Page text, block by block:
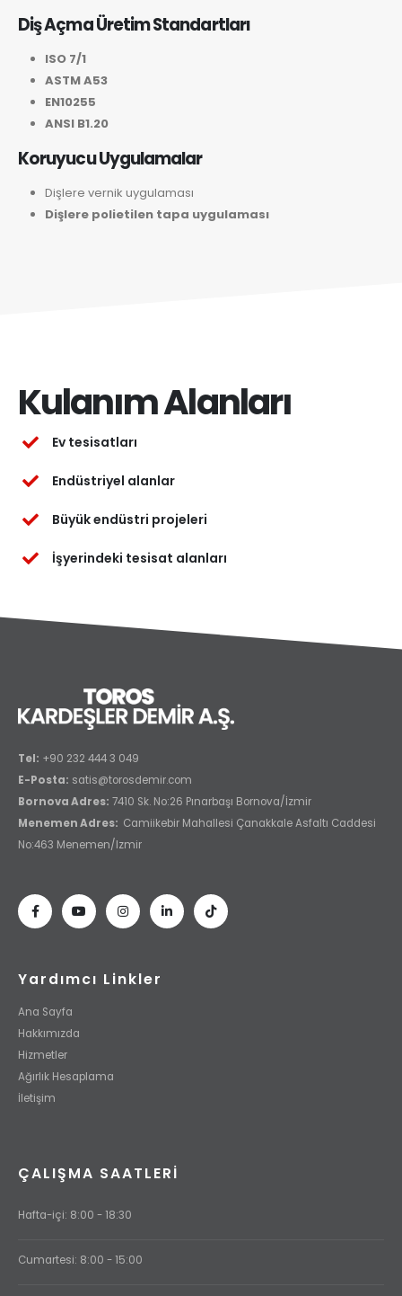
Diş Açma Üretim Standartları
ISO 7/1
ASTM A53
EN10255
ANSI B1.20
Koruyucu Uygulamalar
Dişlere vernik uygulaması
Dişlere polietilen tapa uygulaması
Kulanım Alanları
Ev tesisatları
Endüstriyel alanlar
Büyük endüstri projeleri
İşyerindeki tesisat alanları
Tel: +90 232 444 3 049
E-Posta: satis@torosdemir.com
Bornova Adres: 7410 Sk. No:26 Pınarbaşı Bornova/İzmir
Menemen Adres: Camiikebir Mahallesi Çanakkale Asfaltı Caddesi
No:463 Menemen/Izmir
Yardımcı Linkler
Ana Sayfa
Hakkımızda
Hizmetler
Ağırlık Hesaplama
İletişim
ÇALIŞMA SAATLERI
Hafta-içi: 8:00 - 18:30
Cumartesi: 8:00 - 15:00